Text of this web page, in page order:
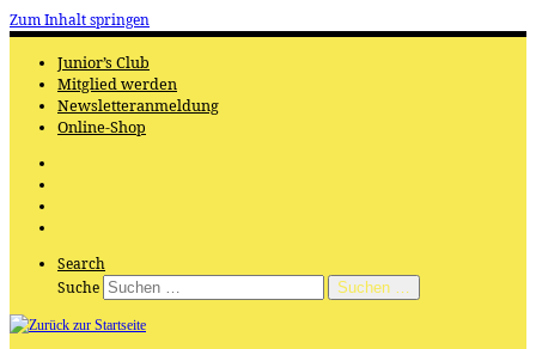
Zum Inhalt springen
Junior’s Club
Mitglied werden
Newsletteranmeldung
Online-Shop
Search
Suche
Suchen …